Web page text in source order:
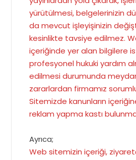
yürütülmesi, belgelerinizin
da mevcut işleyişinizin
kesinlikte tavsiye edilmez.
içeriğinde yer alan bilgilere
profesyonel hukuki yardım
edilmesi durumunda
zararlardan firmamız
Sitemizde kanunların
reklam yapma kastı
Ayrıca;
Web sitemizin içeriği,